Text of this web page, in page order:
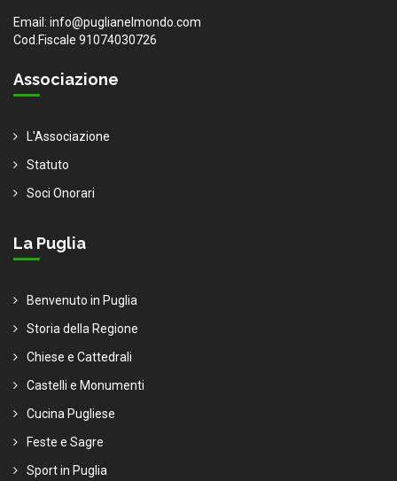
Email: info@puglianelmondo.com
Cod.Fiscale 91074030726
Associazione
L'Associazione
Statuto
Soci Onorari
La Puglia
Benvenuto in Puglia
Storia della Regione
Chiese e Cattedrali
Castelli e Monumenti
Cucina Pugliese
Feste e Sagre
Sport in Puglia